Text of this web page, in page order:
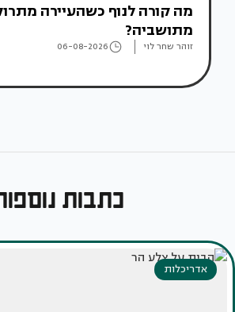
מה קורה לנוף כשהעיירה
מתושביה?
זוהר שחר לוי 06-08-2026
כתבות
אדריכלות